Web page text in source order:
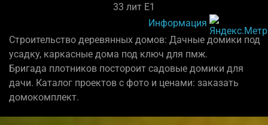
33 лит Е1
Информация
Строительство деревянных домов: Дачные домики под
усадку, каркасные дома под ключ для пмж.
Бригада плотников постороит садовые домики для
дачи. Каталог проектов с фото и ценами: заказать
домокомплект.